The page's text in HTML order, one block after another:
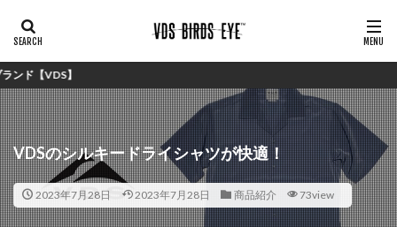
VDSのシルキードライシャツが快適！
2023年7月28日 2023年7月28日 商品紹介 73view